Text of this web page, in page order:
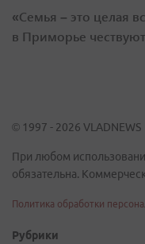
«Семья – это целая
в Приморье
© 1997 - 2026 VLADNEWS
При любом
обязательна.
Политика обработки
Рубрики